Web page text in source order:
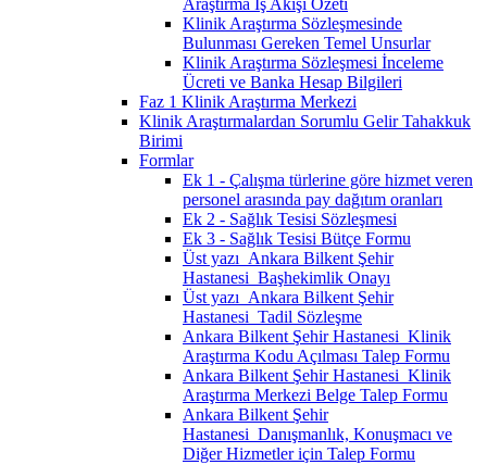
Klinik Araştırma Sözleşmesinde
Bulunması Gereken Temel Unsurlar
Klinik Araştırma Sözleşmesi İnceleme
Ücreti ve Banka Hesap Bilgileri
Faz 1 Klinik Araştırma Merkezi
Klinik Araştırmalardan Sorumlu Gelir Tahakkuk
Birimi
Formlar
Ek 1 - Çalışma türlerine göre hizmet veren
personel arasında pay dağıtım oranları
Ek 2 - Sağlık Tesisi Sözleşmesi
Ek 3 - Sağlık Tesisi Bütçe Formu
Üst yazı_Ankara Bilkent Şehir
Hastanesi_Başhekimlik Onayı
Üst yazı_Ankara Bilkent Şehir
Hastanesi_Tadil Sözleşme
Ankara Bilkent Şehir Hastanesi_Klinik
Araştırma Kodu Açılması Talep Formu
Ankara Bilkent Şehir Hastanesi_Klinik
Araştırma Merkezi Belge Talep Formu
Ankara Bilkent Şehir
Hastanesi_Danışmanlık, Konuşmacı ve
Diğer Hizmetler için Talep Formu